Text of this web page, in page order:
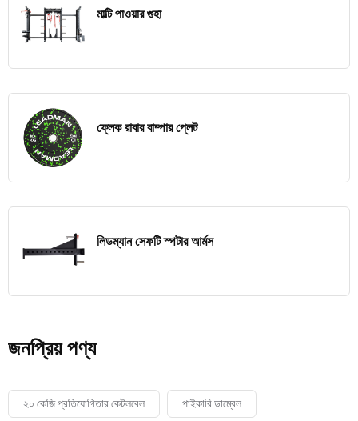
মাল্টি পাওয়ার গুহা
ফ্লেক রাবার বাম্পার প্লেট
লিডম্যান সেফটি স্পটার আর্মস
জনপ্রিয় পণ্য
২০ কেজি প্রতিযোগিতার কেটলবেল পাইকারি ডাম্বেল